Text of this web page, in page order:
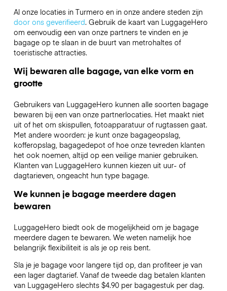
Al onze locaties in Turmero en in onze andere steden zijn
door ons geverifieerd. Gebruik de kaart van LuggageHero
om eenvoudig een van onze partners te vinden en je
bagage op te slaan in de buurt van metrohaltes of
toeristische attracties.
Wij bewaren alle bagage, van elke vorm en
grootte
Gebruikers van LuggageHero kunnen alle soorten bagage
bewaren bij een van onze partnerlocaties. Het maakt niet
uit of het om skispullen, fotoapparatuur of rugtassen gaat.
Met andere woorden: je kunt onze bagageopslag,
kofferopslag, bagagedepot of hoe onze tevreden klanten
het ook noemen, altijd op een veilige manier gebruiken.
Klanten van LuggageHero kunnen kiezen uit uur- of
dagtarieven, ongeacht hun type bagage.
We kunnen je bagage meerdere dagen
bewaren
LuggageHero biedt ook de mogelijkheid om je bagage
meerdere dagen te bewaren. We weten namelijk hoe
belangrijk flexibiliteit is als je op reis bent.
Sla je je bagage voor langere tijd op, dan profiteer je van
een lager dagtarief. Vanaf de tweede dag betalen klanten
van LuggageHero slechts $4.90 per bagagestuk per dag.